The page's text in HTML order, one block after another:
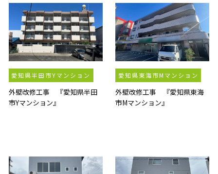
愛知県半田市Yマンション
外壁改修工事 『愛知県半田
市Yマンション』
愛知県東海市Mマンション
外壁改修工事 『愛知県東海
市Mマンション』